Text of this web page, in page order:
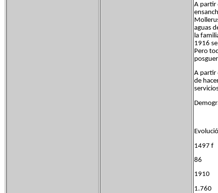
A partir
aguas
la
1916
Pero
A partir
de
1497
86
1910
1.760